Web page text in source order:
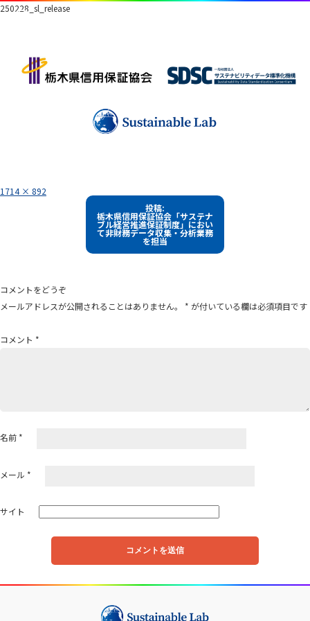
250228_sl_release
フ
ル
1714 × 892
ー
シ
ン
投稿:
栃木県信用保証協会「サステナ
ブル経営推進保証制度」におい
て非財務データ収集・分析業務
を担当
コメントをどうぞ
メールアドレスが公開されることはありません。
* が付いている欄は必須項目です
コメント *
名前 *
メール *
サイト